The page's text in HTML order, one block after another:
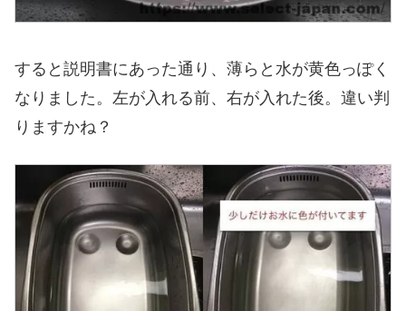
すると説明書にあった通り、薄らと水が黄色っぽく
なりました。左が入れる前、右が入れた後。違い判
りますかね？